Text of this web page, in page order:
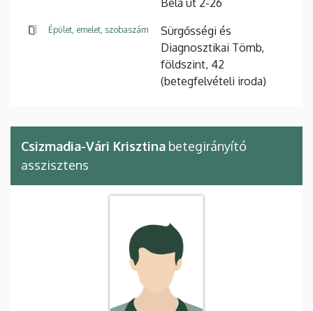
Épület, emelet, szobaszám
Sürgősségi és
Diagnosztikai Tömb,
földszint, 42
(betegfelvételi iroda)
Csizmadia-Vári Krisztina betegirányító
asszisztens